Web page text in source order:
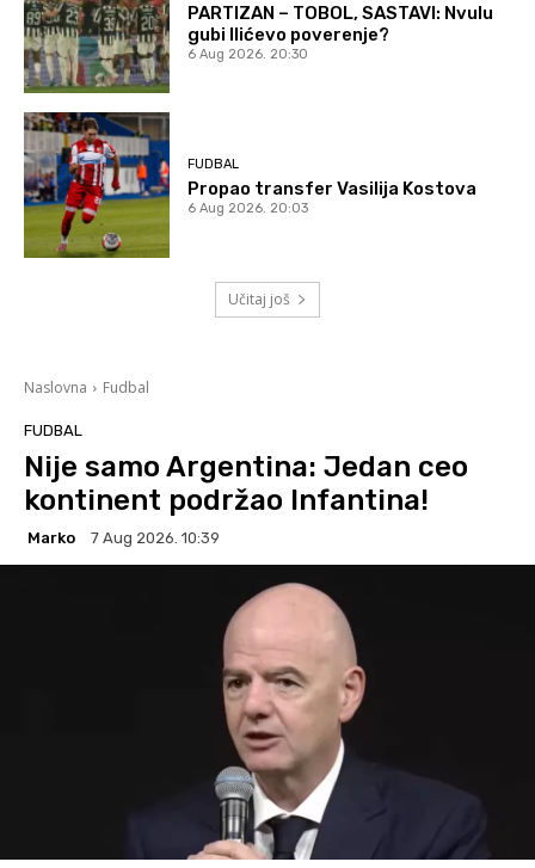
PARTIZAN – TOBOL, SASTAVI: Nvulu
gubi Ilićevo poverenje?
6 Aug 2026. 20:30
FUDBAL
Propao transfer Vasilija Kostova
6 Aug 2026. 20:03
Učitaj još